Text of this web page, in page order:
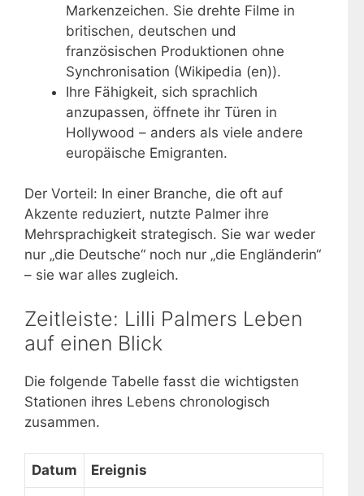
Markenzeichen. Sie drehte Filme in
britischen, deutschen und
französischen Produktionen ohne
Synchronisation (Wikipedia (en)).
Ihre Fähigkeit, sich sprachlich
anzupassen, öffnete ihr Türen in
Hollywood – anders als viele andere
europäische Emigranten.
Der Vorteil: In einer Branche, die oft auf
Akzente reduziert, nutzte Palmer ihre
Mehrsprachigkeit strategisch. Sie war weder
nur „die Deutsche“ noch nur „die Engländerin“
– sie war alles zugleich.
Zeitleiste: Lilli Palmers Leben
auf einen Blick
Die folgende Tabelle fasst die wichtigsten
Stationen ihres Lebens chronologisch
zusammen.
Datum Ereignis